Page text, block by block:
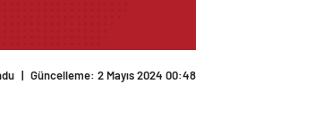
| Güncelleme: 2 Mayıs 2024 00:48